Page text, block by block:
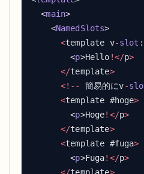
  <
main
    <
NamedSlots
      <
template v-slot
        <
p>Hello !</p
      </
template >
      <!--
簡易的にv-
      <
template #hoge
        <
p>Hoge!</p
      </
template >
      <
template #fuga
        <
p>Fuga!</p